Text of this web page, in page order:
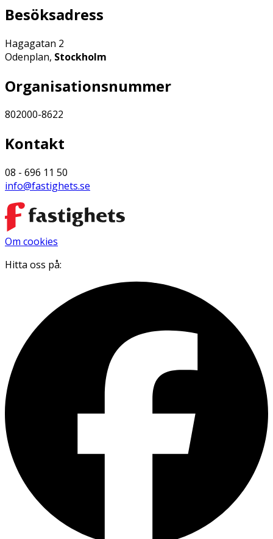
Besöksadress
Hagagatan 2
Odenplan, Stockholm
Organisationsnummer
802000-8622
Kontakt
08 - 696 11 50
info@fastighets.se
Om cookies
Hitta oss på: